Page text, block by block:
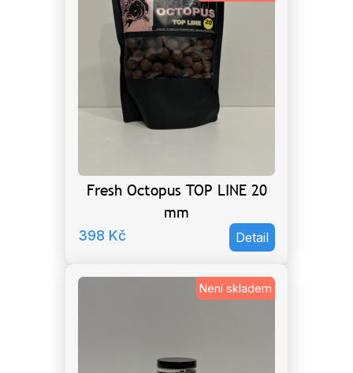
Fresh Octopus TOP LINE 20
mm
398 Kč Detail
Není skladem